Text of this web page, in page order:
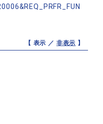
【 表示 ／ 非表示 】